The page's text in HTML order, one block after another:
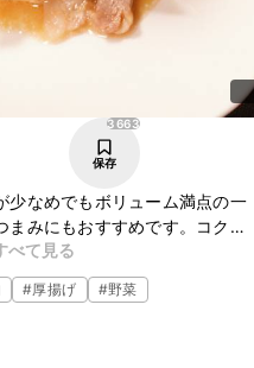
3663
保存
少なめでもボリューム満点の一
みにもおすすめです。コクの
で、ぜひお試しくださいね。
べて見る
#厚揚げ #野菜